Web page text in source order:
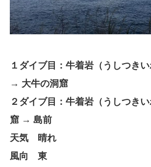
１ダイブ目：牛着岩（うしつき
→ 大牛の洞窟
２ダイブ目：牛着岩（うしつき
窟 → 島前
天気 晴れ
風向 東